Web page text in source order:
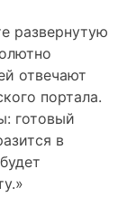
развернутую
отвечают
портала.
готовый
в